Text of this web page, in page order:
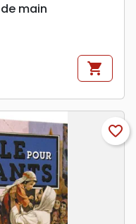
main
shopping_cart
favorite_border